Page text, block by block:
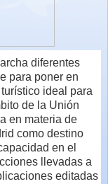
diferentes
para poner en
ideal para
de la Unión
en materia de
como destino
en el
llevadas a
editadas